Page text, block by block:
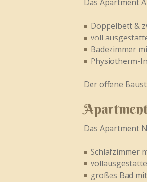
Das Apartment
Doppelbett &
voll
Badezimmer
Physiotherm-
Der offene
Das Apartment
Schlafzimmer
großes Bad